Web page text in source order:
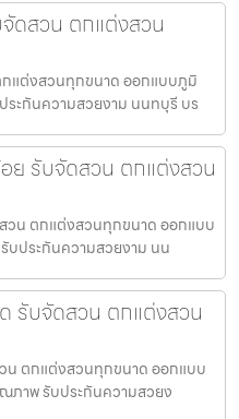
ดสวน ตกแต่งสวน
แต่งสวนทุกขนาด ออกแบบภูมิ
ระกันความสวยงาม นนทบุรี บร
ย รับจัดสวน ตกแต่งสวน
วน ตกแต่งสวนทุกขนาด ออกแบบ
บประกันความสวยงาม นน
รับจัดสวน ตกแต่งสวน
น ตกแต่งสวนทุกขนาด ออกแบบ
ภาพ รับประกันความสวยง